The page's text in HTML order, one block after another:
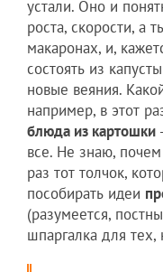
устали. Оно и
роста, скорости, а
макаронах, и,
состоять из
новые веяния.
например, в этот
блюда из картошки
все. Не знаю,
раз тот толчок,
пособирать идеи
(разумеется,
шпаргалка для